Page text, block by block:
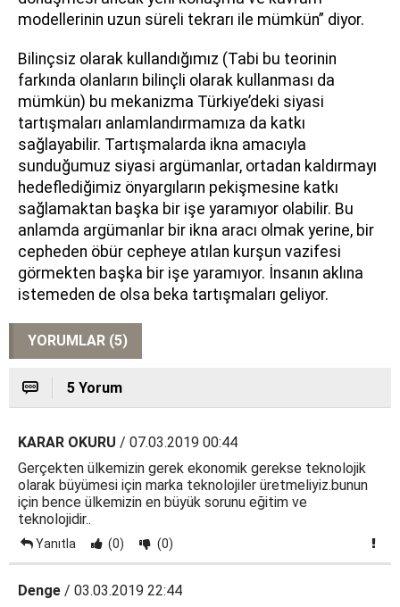
modellerinin uzun süreli tekrarı ile mümkün” diyor.
Bilinçsiz olarak kullandığımız (Tabi bu teorinin
farkında olanların bilinçli olarak kullanması da
mümkün) bu mekanizma Türkiye’deki siyasi
tartışmaları anlamlandırmamıza da katkı
sağlayabilir. Tartışmalarda ikna amacıyla
sunduğumuz siyasi argümanlar, ortadan kaldırmayı
hedeflediğimiz önyargıların pekişmesine katkı
sağlamaktan başka bir işe yaramıyor olabilir. Bu
anlamda argümanlar bir ikna aracı olmak yerine, bir
cepheden öbür cepheye atılan kurşun vazifesi
görmekten başka bir işe yaramıyor. İnsanın aklına
istemeden de olsa beka tartışmaları geliyor.
YORUMLAR (5)
5 Yorum
KARAR OKURU / 07.03.2019 00:44
Gerçekten ülkemizin gerek ekonomik gerekse teknolojik
olarak büyümesi için marka teknolojiler üretmeliyiz.bunun
için bence ülkemizin en büyük sorunu eğitim ve
teknolojidir..
Yanıtla (0) (0)
Denge / 03.03.2019 22:44